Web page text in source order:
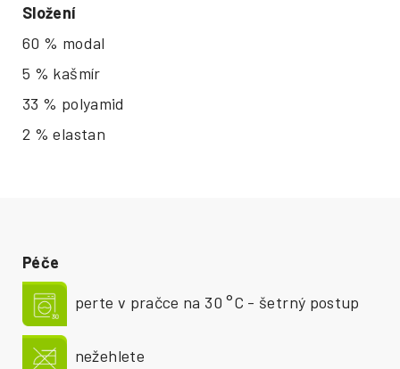
Péče
perte v pračce na 30 °C - šetrný postup
nežehlete
Složení
60 % modal
5 % kašmír
33 % polyamid
2 % elastan